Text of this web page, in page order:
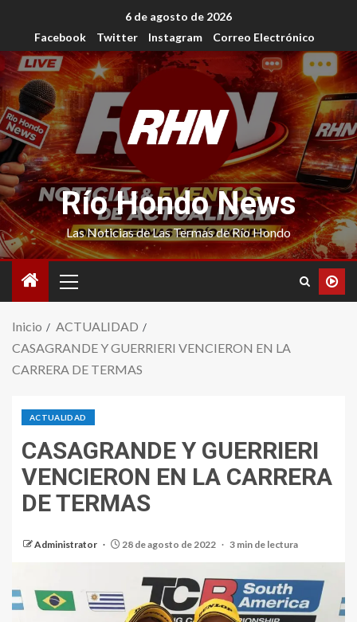
6 de agosto de 2026
Facebook
Twitter Instagram Correo Electrónico
Río Hondo News
Las Noticias de Las Termas de Río Hondo
Inicio
ACTUALIDAD
CASAGRANDE Y GUERRIERI VENCIERON EN LA
CARRERA DE TERMAS
ACTUALIDAD
CASAGRANDE Y GUERRIERI
VENCIERON EN LA CARRERA
DE TERMAS
Administrator 28 de agosto de 2022 3 min de lectura